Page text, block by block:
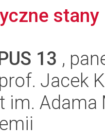
13 ,
Jacek
im.